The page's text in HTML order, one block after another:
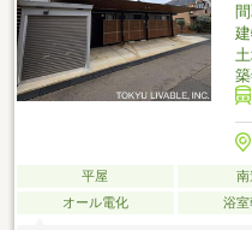
平屋 南
オール電化
浴